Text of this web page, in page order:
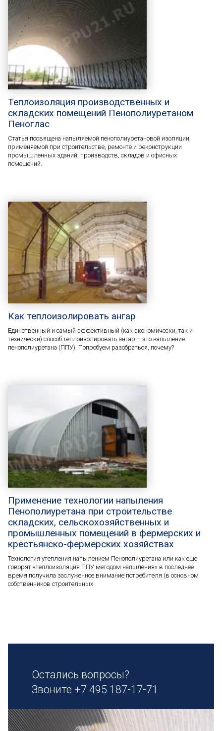
Теплоизоляция производственных и
складских помещений Пенополиуретаном
Пеноглас
Статья посвящена напыляемой пенополиуретановой изоляции,
применяемой при строительстве, ремонте и реконструкции
промышленных зданий, производств, складов и офисных
помещений.
Как теплоизолировать ангар
Единственный и самый эффективный (как экономически, так и
технически) способ теплоизолировать ангар – это напыление
пенополиуретана (ППУ). Попробуем разобраться, почему?
Применение технологии напыления
Пенополиуретана при строительстве
складских, сельскохозяйственных и
промышленных помещений в фермерских и
крестьянско-фермерских хозяйствах
Технология утепления напылением Пенополиуретана или как еще
говорят «теплоизоляция ППУ методом напыления» в последнее
время получила заслуженное внимание потребителя (в основном
собственников строительных
Остались вопросы?
Звоните +7 495 187-17-71